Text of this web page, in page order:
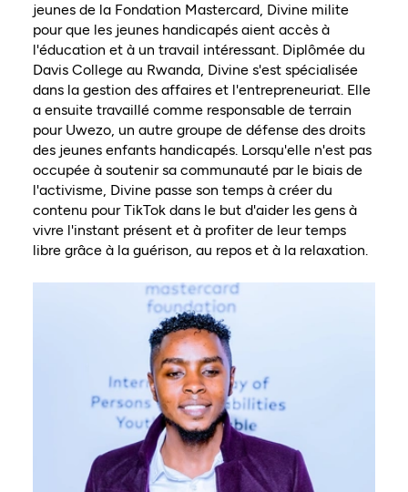
jeunes de la Fondation Mastercard, Divine milite
pour que les jeunes handicapés aient accès à
l'éducation et à un travail intéressant. Diplômée du
Davis College au Rwanda, Divine s'est spécialisée
dans la gestion des affaires et l'entrepreneuriat. Elle
a ensuite travaillé comme responsable de terrain
pour Uwezo, un autre groupe de défense des droits
des jeunes enfants handicapés. Lorsqu'elle n'est pas
occupée à soutenir sa communauté par le biais de
l'activisme, Divine passe son temps à créer du
contenu pour TikTok dans le but d'aider les gens à
vivre l'instant présent et à profiter de leur temps
libre grâce à la guérison, au repos et à la relaxation.